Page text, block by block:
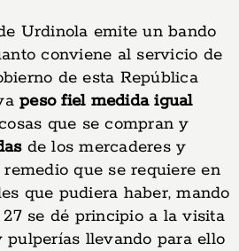
Urdinola emite un bando
conviene al servicio de
de esta República
peso fiel medida igual
que se compran y
de los mercaderes y
que se requiere en
que pudiera haber, mando
se dé principio a la visita
pulperías llevando para ello